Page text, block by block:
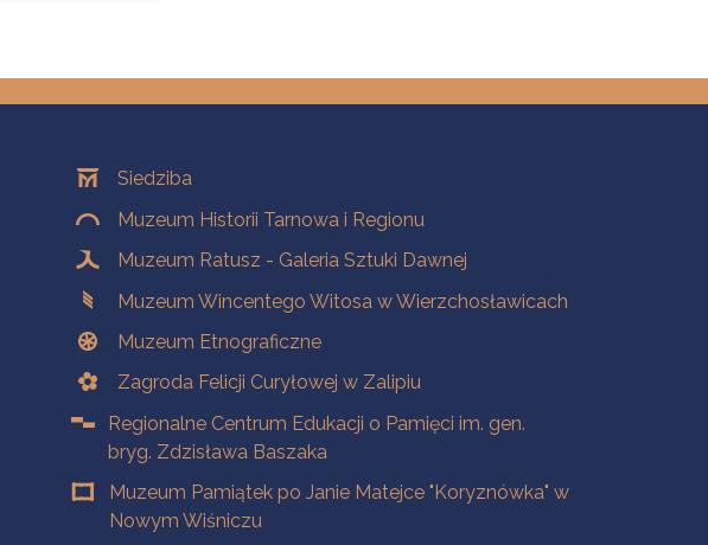
OddziałySiedziba
Muzeum Historii Tarnowa i Regionu
Muzeum Ratusz - Galeria Sztuki Dawnej
Muzeum Wincentego Witosa w Wierzchosławicach
Muzeum Etnograficzne
Zagroda Felicji Curyłowej w Zalipiu
Regionalne Centrum Edukacji o Pamięci im. gen.
bryg. Zdzisława Baszaka
Muzeum Pamiątek po Janie Matejce "Koryznówka" w
Nowym Wiśniczu